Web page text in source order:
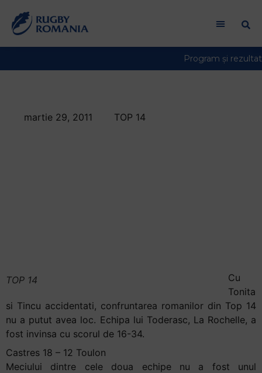
martie 29, 2011 TOP 14
TOP 14
Cu
Tonita
si Tincu accidentati, confruntarea romanilor din Top 14
nu a putut avea loc. Echipa lui Toderasc, La Rochelle, a
fost invinsa cu scorul de 16-34.
Castres 18 – 12 Toulon
Meciului dintre cele doua echipe nu a fost unul